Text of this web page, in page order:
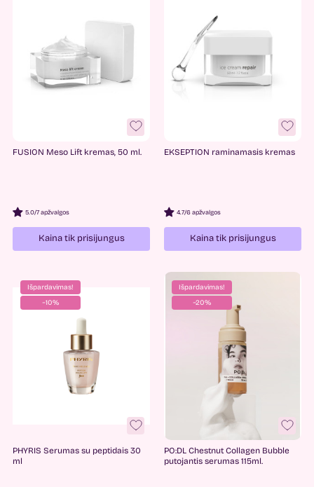
The Hoppa.
FUSION Meso Lift kremas, 50 ml.
5.0/7 apžvalgos
Kaina tik prisijungus
EKSEPTION raminamasis kremas
4.7/6 apžvalgos
Kaina tik prisijungus
Išpardavimas!
−10%
PHYRIS Serumas su peptidais 30
ml
Išpardavimas!
−20%
PO:DL Chestnut Collagen Bubble
putojantis serumas 115ml.